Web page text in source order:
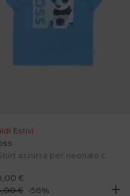
Estivi
T-Shirt azzurra per neonato con logo
€
€
-56%